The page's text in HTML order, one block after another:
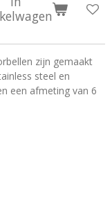
zijn gemaakt
steel en
een afmeting van 6